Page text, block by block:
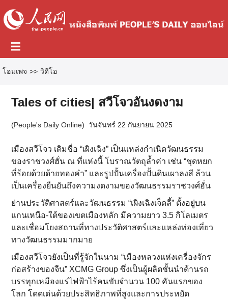
โฮมเพจ >> วิดีโอ
Tales of cities| สวีโจวอันงดงาม
(People's Daily Online) วันจันทร์ 22 กันยายน 2025
เมืองสวีโจว เดิมชื่อ “เผิงเฉิง” เป็นแหล่งกำเนิดวัฒนธรรม
ของราชวงศ์ฮั่น ณ ที่แห่งนี้ โบราณวัตถุล้ำค่า เช่น “ชุดหยก
ที่ร้อยด้วยด้ายทองคำ” และรูปปั้นเครื่องปั้นดินเผาลงสี ล้วน
เป็นเครื่องยืนยันถึงความงดงามของวัฒนธรรมราชวงศ์ฮั่น
ย่านประวัติศาสตร์และวัฒนธรรม “เผิงเฉิงเจ็ดลี้” ตั้งอยู่บน
แกนเหนือ-ใต้ของเขตเมืองหลัก มีความยาว 3.5 กิโลเมตร
และเชื่อมโยงสถานที่ทางประวัติศาสตร์และแหล่งท่องเที่ยว
ทางวัฒนธรรมมากมาย
เมืองสวีโจวยังเป็นที่รู้จักในนาม “เมืองหลวงแห่งเครื่องจักร
ก่อสร้างของจีน” XCMG Group ซึ่งเป็นผู้ผลิตชั้นนำด้านรถ
บรรทุกเหมืองแร่ไฟฟ้าไร้คนขับจำนวน 100 คันแรกของ
โลก โดดเด่นด้วยประสิทธิภาพที่สูงและการประหยัด